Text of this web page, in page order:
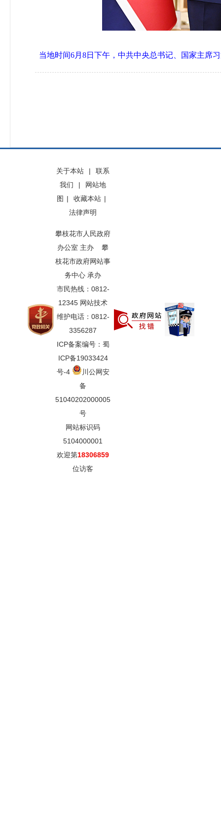
当地时间6月8日下午，中共中央总书记、国家主席
关于本站 |
联系
我们
|
网站地
图 | 收藏本站 |
法律声明
攀枝花市人民政府
办公室 主办 攀
枝花市政府网站事
务中心 承办
市民热线：0812-
12345 网站技术
维护电话：0812-
3356287
ICP备案编号：蜀
ICP备19033424
号-4
川公网安
备
51040202000005
号
网站标识码
5104000001
欢迎第18306859
位访客